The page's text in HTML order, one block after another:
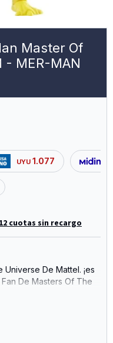
Master Of
- MER-MAN
UYU 1.077
cuotas sin recargo
De Mattel. ¡es
De Masters Of The
La Nueva Generación